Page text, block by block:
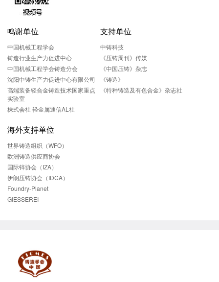
鸣谢单位
中国机械工程学会
铸造行业生产力促进中心
中国机械工程学会铸造分会
沈阳中铸生产力促进中心有限公司
高端装备轻合金铸造技术国家重点
实验室
株式会社 轻金属通信AL社
支持单位
中铸科技
《压铸周刊》传媒
《中国压铸》杂志
《铸造》
《特种铸造及有色合金》杂志社
海外支持单位
世界铸造组织（WFO）
欧洲铸造供应商协会
国际锌协会（IZA）
伊朗压铸协会（IDCA）
Foundry-Planet
GIESSEREI